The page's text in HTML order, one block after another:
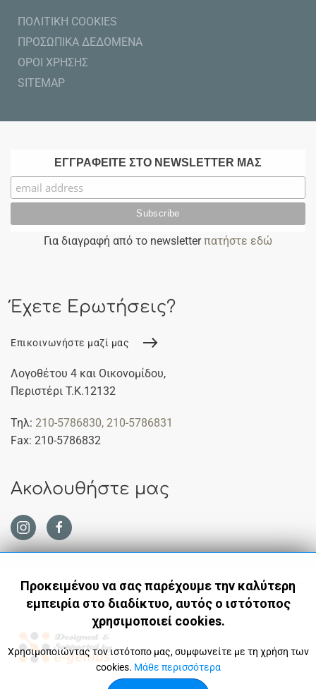
ΠΟΛΙΤΙΚΗ COOKIES
ΠΡΟΣΩΠΙΚΑ ΔΕΔΟΜΕΝΑ
ΟΡΟΙ ΧΡΗΣΗΣ
SITEMAP
ΕΓΓΡΑΦΕΙΤΕ ΣΤΟ NEWSLETTER ΜΑΣ
Για διαγραφή από το newsletterπατήστε εδώ
Έχετε Ερωτήσεις?
Επικοινωνήστε μαζί μας
Λογοθέτου 4 και Οικονομίδου,
Περιστέρι Τ.Κ.12132
Τηλ: 210-5786830, 210-5786831
Fax: 210-5786832
Ακολουθήστε μας
Προκειμένου να σας παρέχουμε την καλύτερη
εμπειρία στο διαδίκτυο, αυτός ο ιστότοπος
χρησιμοποιεί cookies.
Χρησιμοποιώντας τον ιστότοπο μας, συμφωνείτε με τη χρήση των
cookies. Μάθε περισσότερα